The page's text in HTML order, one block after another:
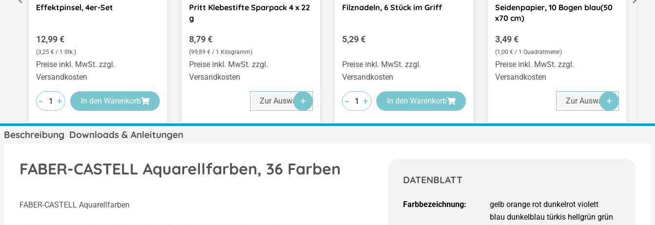
Effektpinsel, 4er-Set
Regulärer Preis:
12,99 €
(3,25 € / 1 Stk.)
Preise inkl. MwSt. zzgl.
Versandkosten
-
-
- +
+
+ In den Warenkorb
Pritt Klebestifte Sparpack 4 x 22
g
Regulärer Preis:
8,79 €
(99,89 € / 1 Kilogramm)
Preise inkl. MwSt. zzgl.
Versandkosten
Zur Auswahl
Filznadeln, 6 Stück im Griff
Regulärer Preis:
5,29 €
Preise inkl. MwSt. zzgl.
Versandkosten
-
-
- +
+
+ In den Warenkorb
Seidenpapier, 10 Bogen blau(50
x70 cm)
Regulärer Preis:
3,49 €
(1,00 € / 1 Quadratmeter)
Preise inkl. MwSt. zzgl.
Versandkosten
Zur Auswahl
Beschreibung Downloads & Anleitungen
FABER-CASTELL Aquarellfarben, 36 Farben
FABER-CASTELL Aquarellfarben
DATENBLATT
Farbbezeichnung: